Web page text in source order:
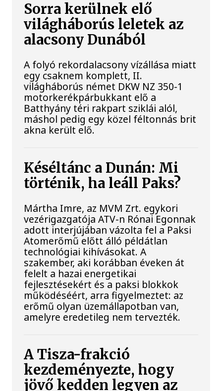
Sorra kerülnek elő
világháborús leletek az
alacsony Dunából
A folyó rekordalacsony vízállása miatt
egy csaknem komplett, II.
világháborús német DKW NZ 350-1
motorkerékpárbukkant elő a
Batthyány téri rakpart sziklái alól,
máshol pedig egy közel féltonnás brit
akna került elő.
Késéltánc a Dunán: Mi
történik, ha leáll Paks?
Mártha Imre, az MVM Zrt. egykori
vezérigazgatója ATV-n Rónai Egonnak
adott interjújában vázolta fel a Paksi
Atomerőmű előtt álló példátlan
technológiai kihívásokat. A
szakember, aki korábban éveken át
felelt a hazai energetikai
fejlesztésekért és a paksi blokkok
működéséért, arra figyelmeztet: az
erőmű olyan üzemállapotban van,
amelyre eredetileg nem tervezték.
A Tisza-frakció
kezdeményezte, hogy
jövő kedden legyen az